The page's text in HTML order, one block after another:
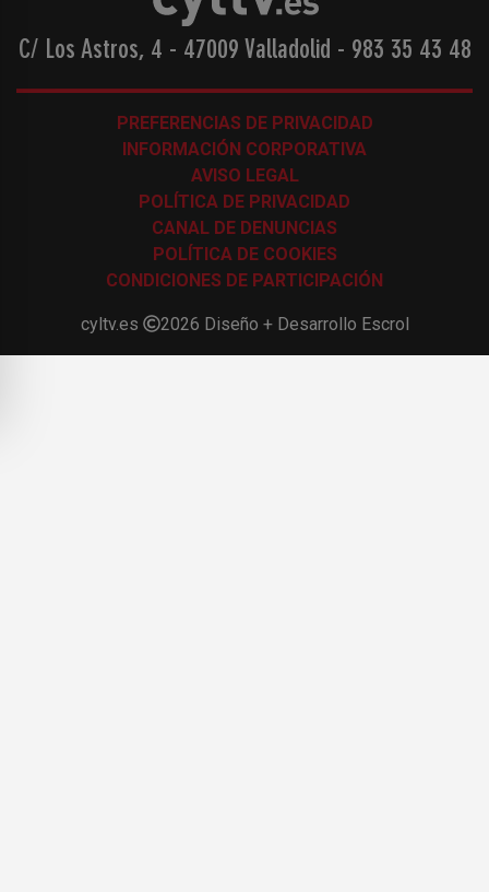
C/ Los Astros, 4 - 47009 Valladolid - 983 35 43 48
PREFERENCIAS DE PRIVACIDAD
INFORMACIÓN CORPORATIVA
AVISO LEGAL
POLÍTICA DE PRIVACIDAD
CANAL DE DENUNCIAS
POLÍTICA DE COOKIES
CONDICIONES DE PARTICIPACIÓN
cyltv.es 2026 Diseño + Desarrollo Escrol